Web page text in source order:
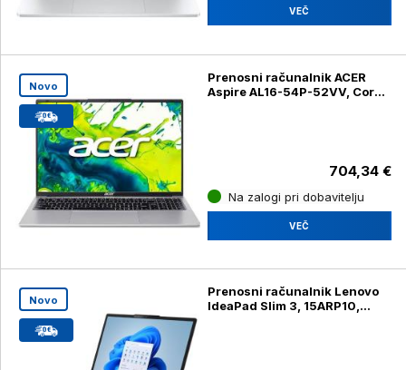
VEČ
Novo
Prenosni računalnik ACER
Aspire AL16-54P-52VV, Core
704,34 €
Na zalogi pri dobavitelju
VEČ
Novo
Prenosni računalnik Lenovo
IdeaPad Slim 3, 15ARP10,